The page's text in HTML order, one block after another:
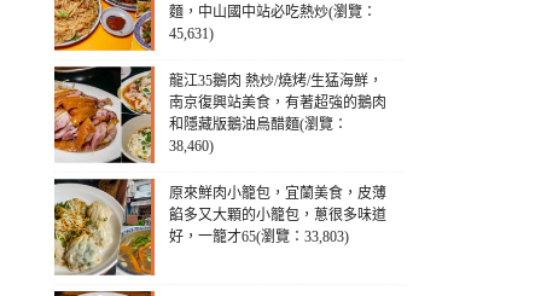
麵，中山國中站必吃熱炒(瀏覽：
45,631)
龍江35鵝肉 熱炒/燒烤/生猛海鮮，
南京復興站美食，有著超強的鵝肉
和隱藏版鵝油烏醋麵(瀏覽：
38,460)
原來鮮肉小籠包，宜蘭美食，皮薄
餡多又大顆的小籠包，蔥很多味道
好，一籠才65(瀏覽：33,803)